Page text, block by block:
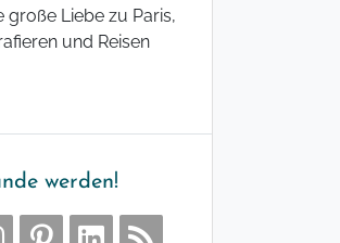
große Liebe zu Paris,
und Reisen
werden!